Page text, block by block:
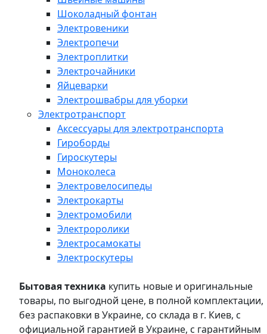
Шоколадный фонтан
Электровеники
Электропечи
Электроплитки
Электрочайники
Яйцеварки
Электрошвабры для уборки
Электротранспорт
Аксессуары для электротранспорта
Гироборды
Гироскутеры
Моноколеса
Электровелосипеды
Электрокарты
Электромобили
Электроролики
Электросамокаты
Электроскутеры
Бытовая техника купить новые и оригинальные
товары, по выгодной цене, в полной комплектации,
без распаковки в Украине, со склада в г. Киев, с
официальной гарантией в Украине, с гарантийным